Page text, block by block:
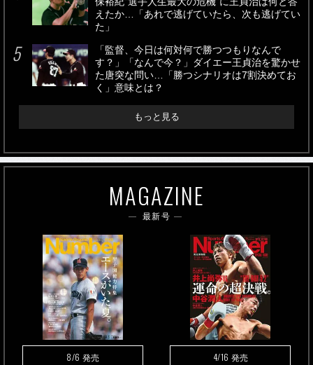
えたか…「あれで逃げていたら、次も逃げてい
た」
「監督、今日は何対何で勝つつもりなんで
す？」「なんで今？」ダイエー王貞治を驚かせ
た唐突な問い…「勝つシナリオは7割決めてお
く」意味とは？
もっと見る
MAGAZINE
最新号
8/6 発売 4/16 発売